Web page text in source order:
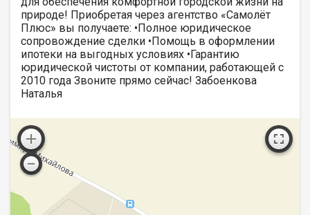
природе! Приобретая через агентство «Самолёт
Плюс» вы получаете: •Полное юридическое
сопровождение сделки •Помощь в оформлении
ипотеки на выгодных условиях •Гарантию
юридической чистоты от компании, работающей с
2010 года Звоните прямо сейчас! Забоенкова
Наталья